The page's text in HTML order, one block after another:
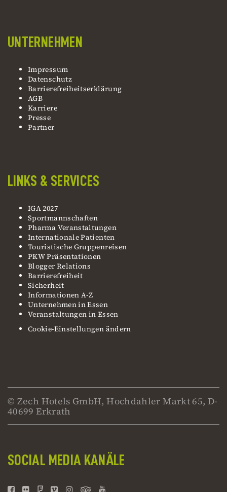
UNTERNEHMEN
Impressum
Datenschutz
Barrierefreiheitserklärung
AGB
Karriere
Presse
Partner
LINKS & SERVICES
IGA 2027
Sportmannschaften
Pharma Veranstaltungen
Internationale Patienten
Touristische Gruppenreisen
PKW Präsentationen
Blogger Relations
Barrierefreiheit
Sicherheit
Informationen A-Z
Unternehmen in Essen
Veranstaltungen in Essen
Cookie-Einstellungen ändern
© Zech Hotels GmbH, Hochdahler Markt 65, D-
40699 Erkrath
SOCIAL MEDIA KANÄLE